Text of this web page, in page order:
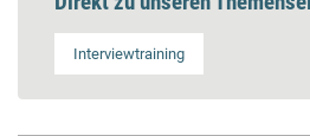
Interviewtraining